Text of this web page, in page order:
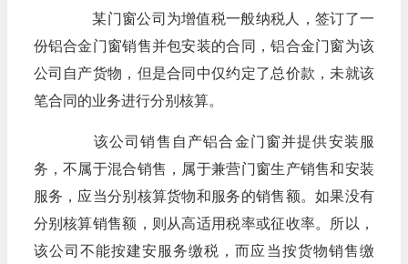
某门窗公司为增值税一般纳税人，签订了一
份铝合金门窗销售并包安装的合同，铝合金门窗为该
公司自产货物，但是合同中仅约定了总价款，未就该
笔合同的业务进行分别核算。
该公司销售自产铝合金门窗并提供安装服
务，不属于混合销售，属于兼营门窗生产销售和安装
服务，应当分别核算货物和服务的销售额。如果没有
分别核算销售额，则从高适用税率或征收率。所以，
该公司不能按建安服务缴税，而应当按货物销售缴